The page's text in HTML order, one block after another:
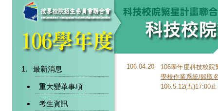
最新消息
重大變革事項
考生資訊
106.04.20
106學年度科技校
學校作業系統/錄取
106.5.12(五)17:00